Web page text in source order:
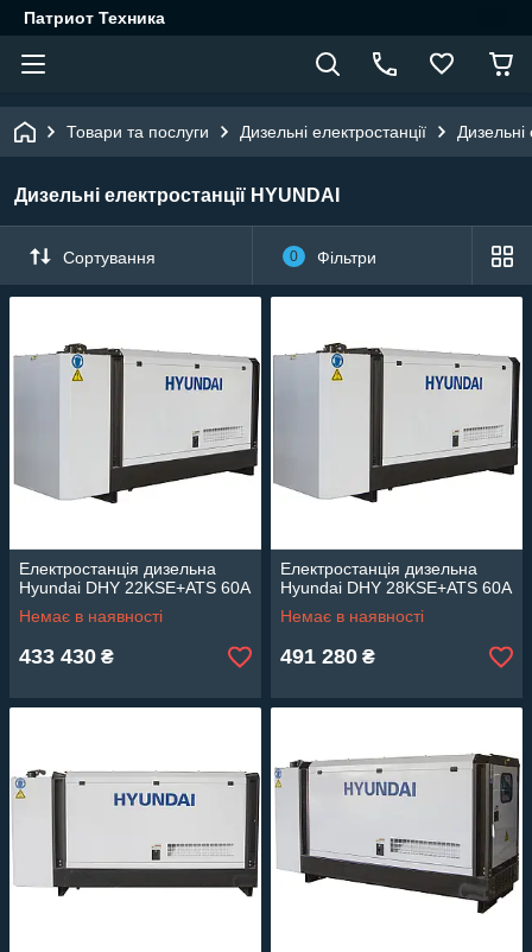
Патриот Техника
Товари та послуги Дизельні електростанції Дизельні
Дизельні електростанції HYUNDAI
Сортування 0 Фільтри
Електростанція дизельна
Hyundai DHY 22KSE+ATS 60A
Немає в наявності
433 430 ₴
Електростанція дизельна
Hyundai DHY 28KSE+ATS 60A
Немає в наявності
491 280 ₴